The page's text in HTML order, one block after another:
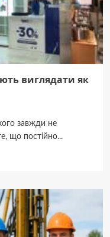
виглядати як
завжди не
що постійно...